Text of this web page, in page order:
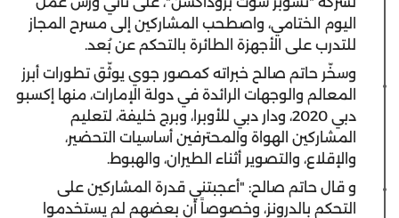
اليوم الختامي، واصطحب المشاركين إلى مسرح المجاز
للتدرب على الأجهزة الطائرة بالتحكم عن بُعد.
وسخّر حاتم صالح خبراته كمصور جوي يوثّق تطورات أبرز
المعالم والوجهات الرائدة في دولة الإمارات، منها إكسبو
دبي 2020، ودار دبي للأوبرا، وبرج خليفة، لتعليم
المشاركين الهواة والمحترفين أساسيات التحضير،
والإقلاع، والتصوير أثناء الطيران، والهبوط.
و قال حاتم صالح: "أعجبتني قدرة المشاركين على
التحكم بالدرونز، وخصوصاً أن بعضهم لم يستخدموا